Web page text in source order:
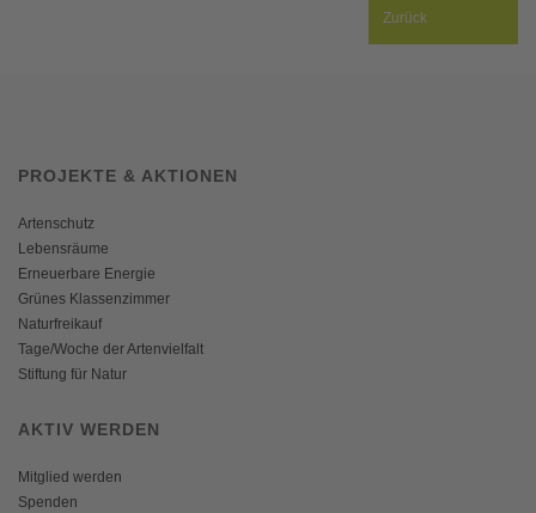
Zurück
PROJEKTE & AKTIONEN
Artenschutz
Lebensräume
Erneuerbare Energie
Grünes Klassenzimmer
Naturfreikauf
Tage/Woche der Artenvielfalt
Stiftung für Natur
AKTIV WERDEN
Mitglied werden
Spenden